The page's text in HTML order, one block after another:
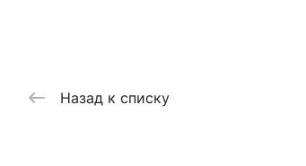
Назад к списку